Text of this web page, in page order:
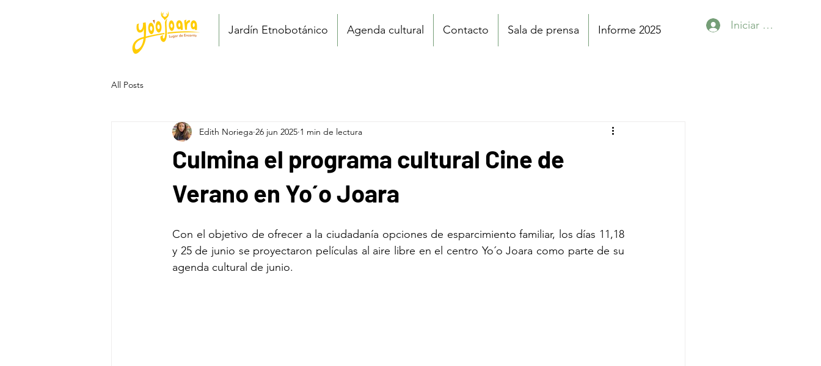
Jardín Etnobotánico Agenda cultural Contacto Sala de prensa Informe 2025 Iniciar sesión
All Posts
Culmina el programa cultural Cine de
Verano en Yo´o Joara
Edith Noriega 26 jun 2025 1 min de lectura
Con el objetivo de ofrecer a la ciudadanía opciones de esparcimiento familiar, los días 11,18
y 25 de junio se proyectaron películas al aire libre en el centro Yo´o Joara como parte de su
agenda cultural de junio.